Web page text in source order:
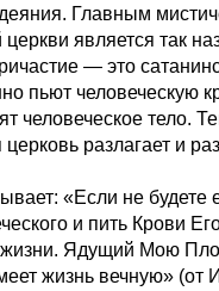
Главным
церкви является так
— это
пьют человеческую
человеческое тело.
церковь разлагает и
«Если не будете
и пить Крови
жизни. Ядущий Мою
жизнь вечную» (от